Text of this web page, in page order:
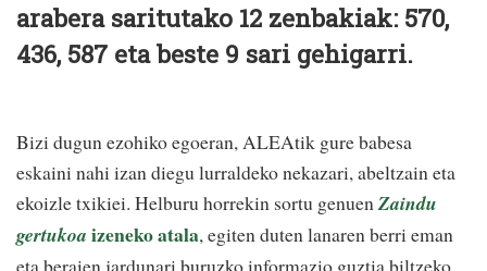
arabera saritutako 12 zenbakiak: 570,
436, 587 eta beste 9 sari gehigarri.
Bizi dugun ezohiko egoeran, ALEAtik gure babesa
eskaini nahi izan diegu lurraldeko nekazari, abeltzain eta
ekoizle txikiei. Helburu horrekin sortu genuenZaindu
gertukoa izeneko atala, egiten duten lanaren berri eman
eta beraien jardunari buruzko informazio guztia biltzeko